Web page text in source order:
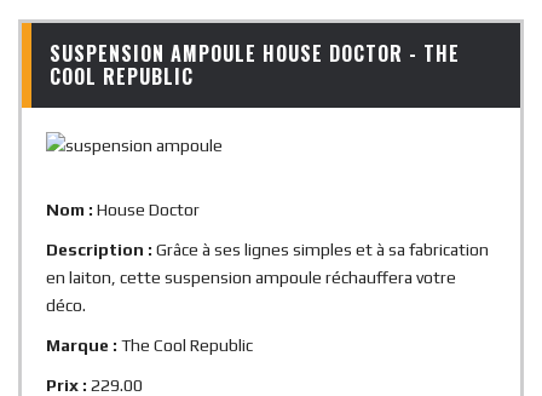
SUSPENSION AMPOULE HOUSE DOCTOR - THE
COOL REPUBLIC
Nom : House Doctor
Description : Grâce à ses lignes simples et à sa fabrication
en laiton, cette suspension ampoule réchauffera votre
déco.
Marque : The Cool Republic
Prix : 229.00